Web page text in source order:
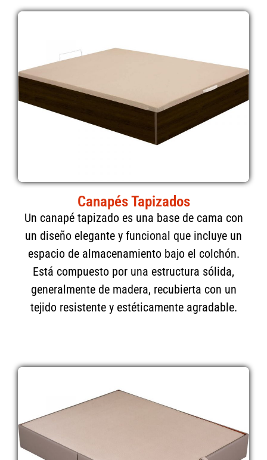
Canapés Tapizados
Un canapé tapizado es una base de cama con
un diseño elegante y funcional que incluye un
espacio de almacenamiento bajo el colchón.
Está compuesto por una estructura sólida,
generalmente de madera, recubierta con un
tejido resistente y estéticamente agradable.